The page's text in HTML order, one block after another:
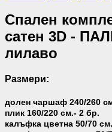
Спален
сатен 3D -
лилаво
Размери:
долен чаршаф 240/260
плик 160/220 см.- 2 бр.
калъфка цветна 50/70